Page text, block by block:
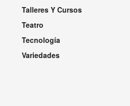
Talleres Y Cursos
Teatro
Tecnología
Variedades